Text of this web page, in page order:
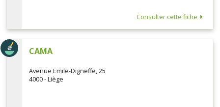
Consulter cette fiche
CAMA
Avenue Emile-Digneffe, 25
4000 - Liège